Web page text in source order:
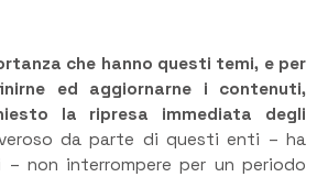
che hanno questi temi, e per
ed aggiornarne i contenuti,
la ripresa immediata degli
da parte di questi enti – ha
– non interrompere per un periodo